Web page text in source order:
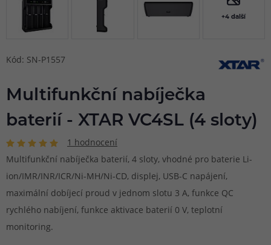
+4 další
Kód: SN-P1557
Multifunkční nabíječka
baterií - XTAR VC4SL (4 sloty)
1 hodnocení
Multifunkční nabíječka baterií, 4 sloty, vhodné pro baterie Li-
ion/IMR/INR/ICR/Ni-MH/Ni-CD, displej, USB-C napájení,
maximální dobíjecí proud v jednom slotu 3 A, funkce QC
rychlého nabíjení, funkce aktivace baterií 0 V, teplotní
monitoring.